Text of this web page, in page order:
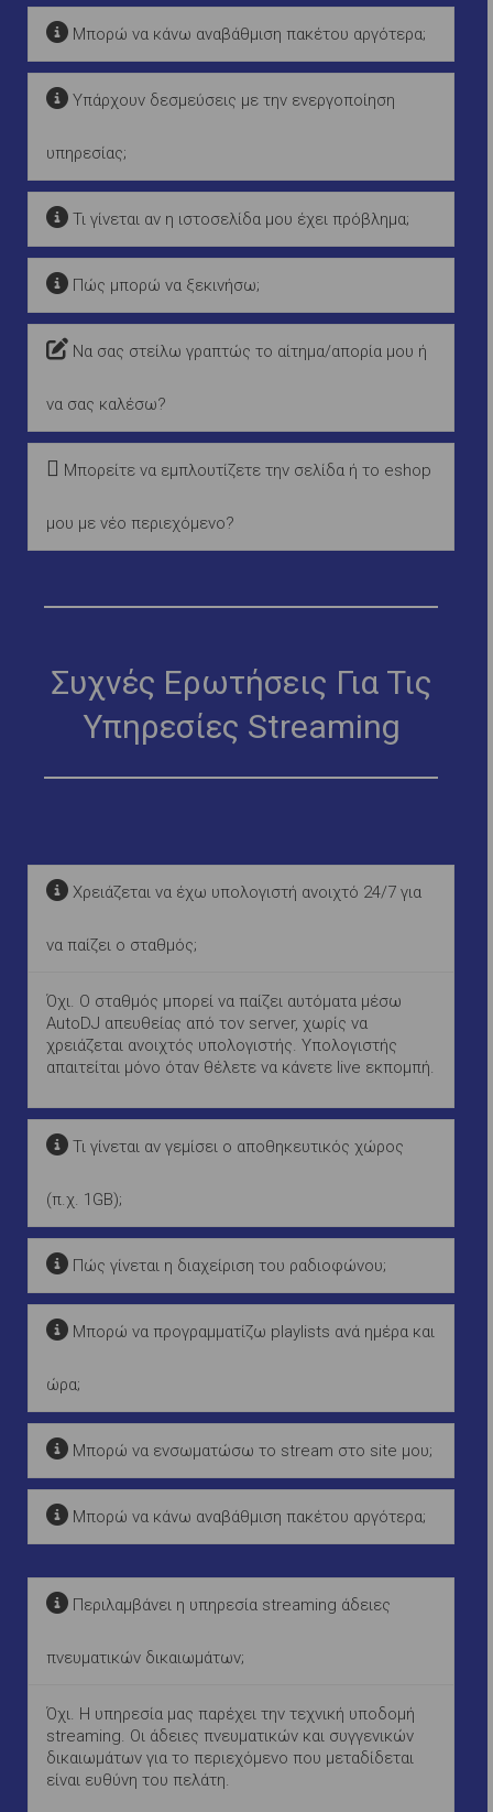
Μπορώ να κάνω αναβάθμιση πακέτου αργότερα;
Υπάρχουν δεσμεύσεις με την ενεργοποίηση
υπηρεσίας;
Τι γίνεται αν η ιστοσελίδα μου έχει πρόβλημα;
Πώς μπορώ να ξεκινήσω;
Να σας στείλω γραπτώς το αίτημα/απορία μου ή
να σας καλέσω?
Μπορείτε να εμπλουτίζετε την σελίδα ή το eshop
μου με νέο περιεχόμενο?
Συχνές Ερωτήσεις Για Τις
Υπηρεσίες Streaming
Χρειάζεται να έχω υπολογιστή ανοιχτό 24/7 για
να παίζει ο σταθμός;
Όχι. Ο σταθμός μπορεί να παίζει αυτόματα μέσω
AutoDJ απευθείας από τον server, χωρίς να
χρειάζεται ανοιχτός υπολογιστής. Υπολογιστής
απαιτείται μόνο όταν θέλετε να κάνετε live εκπομπή.
Τι γίνεται αν γεμίσει ο αποθηκευτικός χώρος
(π.χ. 1GB);
Πώς γίνεται η διαχείριση του ραδιοφώνου;
Μπορώ να προγραμματίζω playlists ανά ημέρα και
ώρα;
Μπορώ να ενσωματώσω το stream στο site μου;
Μπορώ να κάνω αναβάθμιση πακέτου αργότερα;
Περιλαμβάνει η υπηρεσία streaming άδειες
πνευματικών δικαιωμάτων;
Όχι. Η υπηρεσία μας παρέχει την τεχνική υποδομή
streaming. Οι άδειες πνευματικών και συγγενικών
δικαιωμάτων για το περιεχόμενο που μεταδίδεται
είναι ευθύνη του πελάτη.